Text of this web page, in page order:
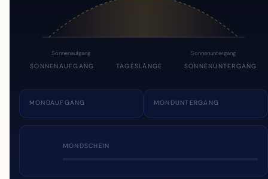
Sonnenaufgang Sonnenuntergang
SONNENAUFGANG TAGESLÄNGE SONNENUNTERGANG
MONDAUFGANG MONDUNTERGANG
MONDSCHEIN